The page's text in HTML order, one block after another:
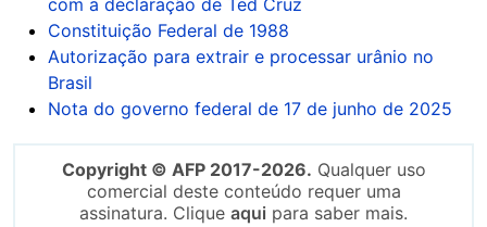
com a declaração de Ted Cruz
Constituição Federal de 1988
Autorização para extrair e processar urânio no
Brasil
Nota do governo federal de 17 de junho de 2025
Copyright © AFP 2017-2026. Qualquer uso
comercial deste conteúdo requer uma
assinatura. Clique aqui para saber mais.